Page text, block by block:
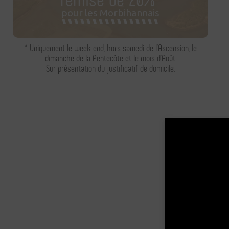
* Uniquement le week-end, hors samedi de l'Ascension, le
dimanche de la Pentecôte et le mois d'Août.
Sur présentation du justificatif de domicile.